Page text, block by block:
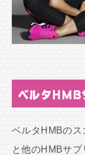
ベルタHMB
ベルタHMBの
と他のHMBサプ